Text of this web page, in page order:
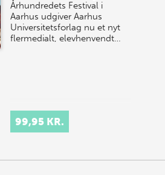
Århundredets Festival i
Aarhus udgiver Aarhus
Universitetsforlag nu et nyt
flermedialt, elevhenvendt…
99,95 KR.